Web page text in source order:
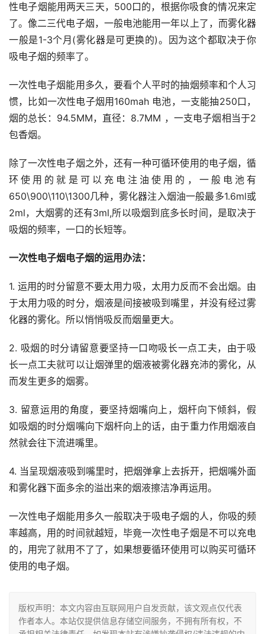
性电子烟能用两天三天，500口的，根据你吸食的情况来定
了。像二三代电子烟，一般电池能用一年以上了，而雾化器
一般是1-3个月(雾化器是可更换的)。因为这个都取决于你
吸电子烟的频率了。
一次性电子烟能用多久，要看个人平时的抽烟频率和个人习
惯，比如一次性电子烟用160mah 电池，一支能抽250口，
烟的总长：94.5MM，直径：8.7MM ，一支电子烟相当于2
包香烟。
除了一次性电子烟之外，还有一种可循环使用的电子烟，循
环使用的就是可以充电注油使用的，一般电池有
650\900\110\1300几种，雾化器注入烟油一般最多1.6ml或
2ml，大烟雾的还有3ml,所以吸烟到底多长时间，是取决于
吸烟的频率，一口的长短等。
一次性电子烟电子烟的运用办法：
1. 运用的时分留意不要太用力吸，太用力反而不会出烟。由
于太用力吸的时分，烟液是间接被吸到嘴里，并没有经过雾
化器的雾化。所以悄悄吸反而烟量更大。
2. 吸烟的时分请留意要坚持一口吻吸长一点工夫，由于吸
长一点工夫就可以让烟弹里的烟液被雾化器充沛的雾化，从
而发生更多的烟雾。
3. 留意运用的角度，要坚持烟嘴向上，烟杆向下倾斜，假
如吸烟的时分烟嘴向下烟杆向上的话，由于重力作用烟液自
然就会往下流进嘴里。
4. 当呈现烟液吸到嘴里时，把烟弹拿上去拆开，把烟嘴外面
和雾化器下面多余的溢出来的烟液擦洁净再运用。
一次性电子烟能用多久一般取决于吸电子烟的人，你吸的频
率越高，用的时间就越短，毕竟一次性电子烟是不可以充电
的，用完了就用不了了，如果想要循环使用可以购买可循环
使用的电子烟。
版权声明：本文内容由互联网用户自发贡献，该文观点仅代表
作者本人。本站仅提供信息存储空间服务，不拥有所有权，不